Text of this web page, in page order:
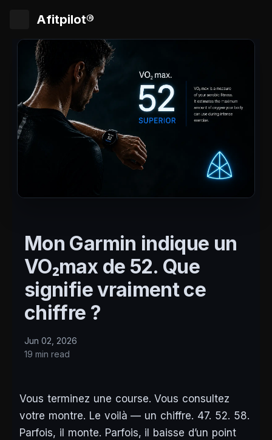
Afitpilot®
Mon Garmin indique un
VO₂max de 52. Que
signifie vraiment ce
chiffre ?
Jun 02, 2026
19 min read
Vous terminez une course. Vous consultez
votre montre. Le voilà — un chiffre. 47. 52. 58.
Parfois, il monte. Parfois, il baisse d’un point